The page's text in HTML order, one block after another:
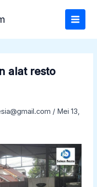
alat resto
/ Mei 13,